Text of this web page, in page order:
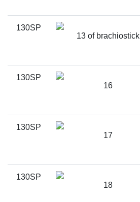
130SP
13 of brachiostick
130SP
16
130SP
17
130SP
18